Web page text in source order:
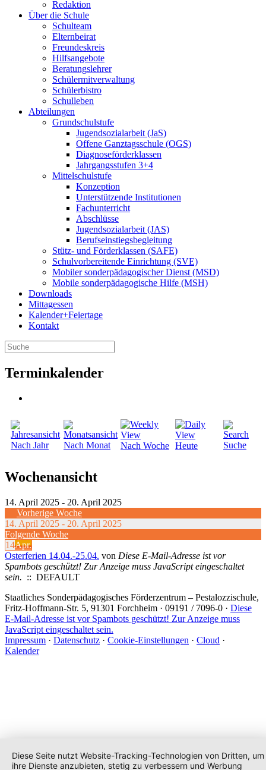
Redaktion
Über die Schule
Schulteam
Elternbeirat
Freundeskreis
Hilfsangebote
Beratungslehrer
Schülermitverwaltung
Schülerbistro
Schulleben
Abteilungen
Grundschulstufe
Jugendsozialarbeit (JaS)
Offene Ganztagsschule (OGS)
Diagnoseförderklassen
Jahrgangsstufen 3+4
Mittelschulstufe
Konzeption
Unterstützende Institutionen
Fachunterricht
Abschlüsse
Jugendsozialarbeit (JAS)
Berufseinstiegsbegleitung
Stütz- und Förderklassen (SAFE)
Schulvorbereitende Einrichtung (SVE)
Mobiler sonder­­pädagogischer Dienst (MSD)
Mobile sonder­pädagogische Hilfe (MSH)
Downloads
Mittagessen
Kalender+Feiertage
Kontakt
Terminkalender
Nach Jahr Nach Monat Nach Woche Heute Suche
Wochenansicht
14. April 2025 - 20. April 2025
Vorherige Woche
14. April 2025 - 20. April 2025
Folgende Woche
14Apr.
Osterferien 14.04.-25.04. von Diese E-Mail-Adresse ist vor
Spambots geschützt! Zur Anzeige muss JavaScript eingeschaltet
sein. :: DEFAULT
Staatliches Sonderpädagogisches Förderzentrum – Pestalozzischule,
Fritz-Hoffmann-Str. 5, 91301 Forchheim · 09191 / 7096-0 · Diese
E-Mail-Adresse ist vor Spambots geschützt! Zur Anzeige muss
JavaScript eingeschaltet sein.
Impressum · Datenschutz · Cookie-Einstellungen · Cloud ·
Kalender
Diese Seite nutzt Website-Tracking-Technologien von Dritten, um
ihre Dienste anzubieten, stetig zu verbessern und Werbung